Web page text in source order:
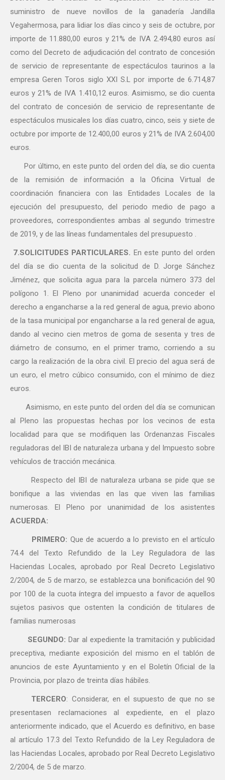
suministro de nueve novillos de la ganadería Jandilla
Vegahermosa, para lidiar los días cinco y seis de octubre, por
importe de 11.880,00 euros y 21% de IVA 2.494,80 euros así
como del Decreto de adjudicación del contrato de concesión
de servicio de representante de espectáculos taurinos a la
empresa Geren Toros siglo XXI S.L por importe de 6.714,87
euros y 21% de IVA 1.410,12 euros. Asimismo, se dio cuenta
del contrato de concesión de servicio de representante de
espectáculos musicales los días cuatro, cinco, seis y siete de
octubre por importe de 12.400,00 euros y 21% de IVA 2.604,00
euros.
Por último, en este punto del orden del día, se dio cuenta
de la remisión de información a la Oficina Virtual de
coordinación financiera con las Entidades Locales de la
ejecución del presupuesto, del periodo medio de pago a
proveedores, correspondientes ambas al segundo trimestre
de 2019, y de las líneas fundamentales del presupuesto .
7.SOLICITUDES PARTICULARES. En este punto del orden
del día se dio cuenta de la solicitud de D. Jorge Sánchez
Jiménez, que solicita agua para la parcela número 373 del
polígono 1. El Pleno por unanimidad acuerda conceder el
derecho a engancharse a la red general de agua, previo abono
de la tasa municipal por engancharse a la red general de agua,
dando al vecino cien metros de goma de sesenta y tres de
diámetro de consumo, en el primer tramo, corriendo a su
cargo la realización de la obra civil. El precio del agua será de
un euro, el metro cúbico consumido, con el mínimo de diez
euros.
Asimismo, en este punto del orden del día se comunican
al Pleno las propuestas hechas por los vecinos de esta
localidad para que se modifiquen las Ordenanzas Fiscales
reguladoras del IBI de naturaleza urbana y del Impuesto sobre
vehículos de tracción mecánica.
Respecto del IBI de naturaleza urbana se pide que se
bonifique a las viviendas en las que viven las familias
numerosas. El Pleno por unanimidad de los asistentes
ACUERDA:
PRIMERO: Que de acuerdo a lo previsto en el artículo
74.4 del Texto Refundido de la Ley Reguladora de las
Haciendas Locales, aprobado por Real Decreto Legislativo
2/2004, de 5 de marzo, se establezca una bonificación del 90
por 100 de la cuota íntegra del impuesto a favor de aquellos
sujetos pasivos que ostenten la condición de titulares de
familias numerosas
SEGUNDO: Dar al expediente la tramitación y publicidad
preceptiva, mediante exposición del mismo en el tablón de
anuncios de este Ayuntamiento y en el Boletín Oficial de la
Provincia, por plazo de treinta días hábiles.
TERCERO: Considerar, en el supuesto de que no se
presentasen reclamaciones al expediente, en el plazo
anteriormente indicado, que el Acuerdo es definitivo, en base
al artículo 17.3 del Texto Refundido de la Ley Reguladora de
las Haciendas Locales, aprobado por Real Decreto Legislativo
2/2004, de 5 de marzo.